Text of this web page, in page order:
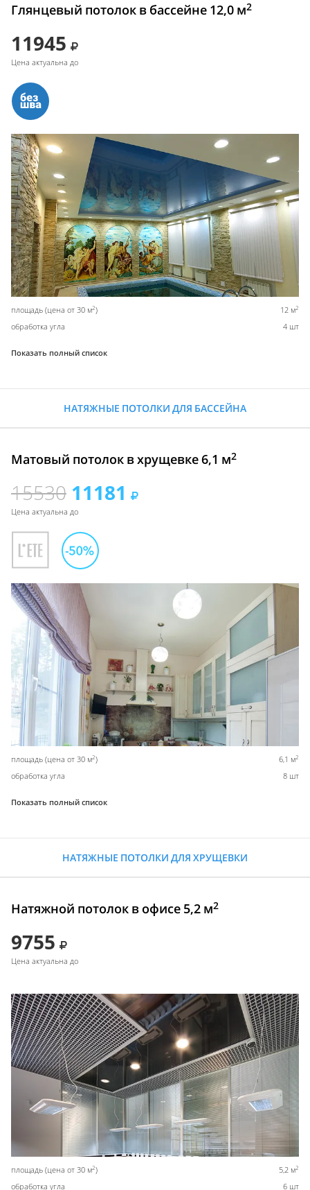
Глянцевый потолок в бассейне 12,0 м2
11945
Цена актуальна до
площадь (цена от 30 м2) 12 м2
обработка угла 4 шт
Показать полный список
НАТЯЖНЫЕ ПОТОЛКИ ДЛЯ БАССЕЙНА
Матовый потолок в хрущевке 6,1 м2
15530 11181
Цена актуальна до
площадь (цена от 30 м2) 6,1 м2
обработка угла 8 шт
Показать полный список
НАТЯЖНЫЕ ПОТОЛКИ ДЛЯ ХРУЩЕВКИ
Натяжной потолок в офисе 5,2 м2
9755
Цена актуальна до
площадь (цена от 30 м2) 5,2 м2
обработка угла 6 шт